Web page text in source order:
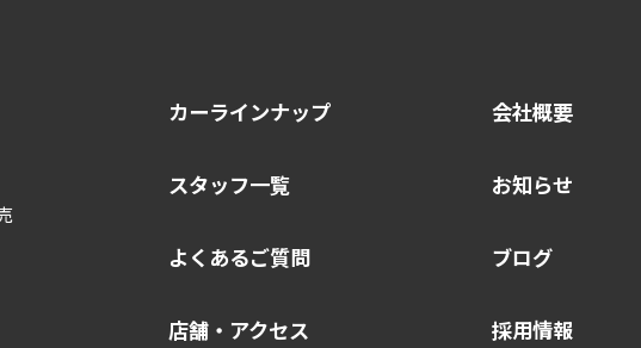
カーラインナップ
スタッフ一覧
よくあるご質問
店舗・アクセス
会社概要
お知らせ
ブログ
採用情報